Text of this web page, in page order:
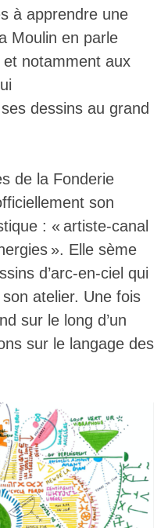
à apprendre une
Moulin en parle
et notamment aux
dessins au grand
de la Fonderie
son
: « artiste-canal
». Elle sème
d’arc-en-ciel qui
atelier. Une fois
sur le long d’un
sur le langage des